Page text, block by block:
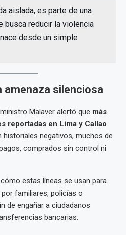
aislada, es parte de una
busca reducir la violencia
desde un simple
amenaza silenciosa
Malaver alertó que más
reportadas en Lima y Callao
negativos, muchos de
comprados sin control ni
estas líneas se usan para
familiares, policías o
de engañar a ciudadanos
bancarias.